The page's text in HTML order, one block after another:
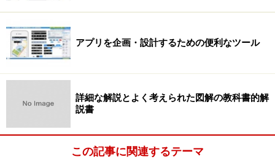
アプリを企画・設計するための便利なツール
詳細な解説とよく考えられた図解の教科書的解
説書
この記事に関連するテーマ